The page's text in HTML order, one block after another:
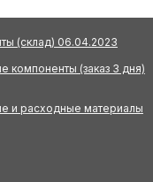
(склад) 06.04.2023
компоненты (заказ 3 дня)
и расходные материалы